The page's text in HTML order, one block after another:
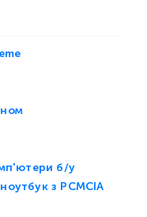
б/у
ноутбук з PCMCIA